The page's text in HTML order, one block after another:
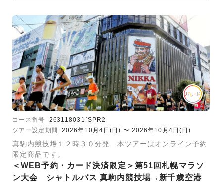
コース番号
263118031`SPR2
ツアー設定期間
2026年10月4日(日) 〜 2026年10月4日(日)
真駒内競技場１２時３０分発 本ツアーはオンライン予約
限定商品です。
＜WEB予約・カード決済限定＞第51回札幌マラソ
ン大会 シャトルバス 真駒内競技場→新千歳空港